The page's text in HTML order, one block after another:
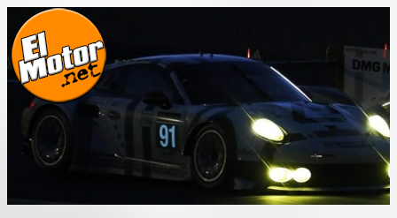
Saltar
contenido
El Motor punto Net
Información sobre novedades y pruebas de Automóviles